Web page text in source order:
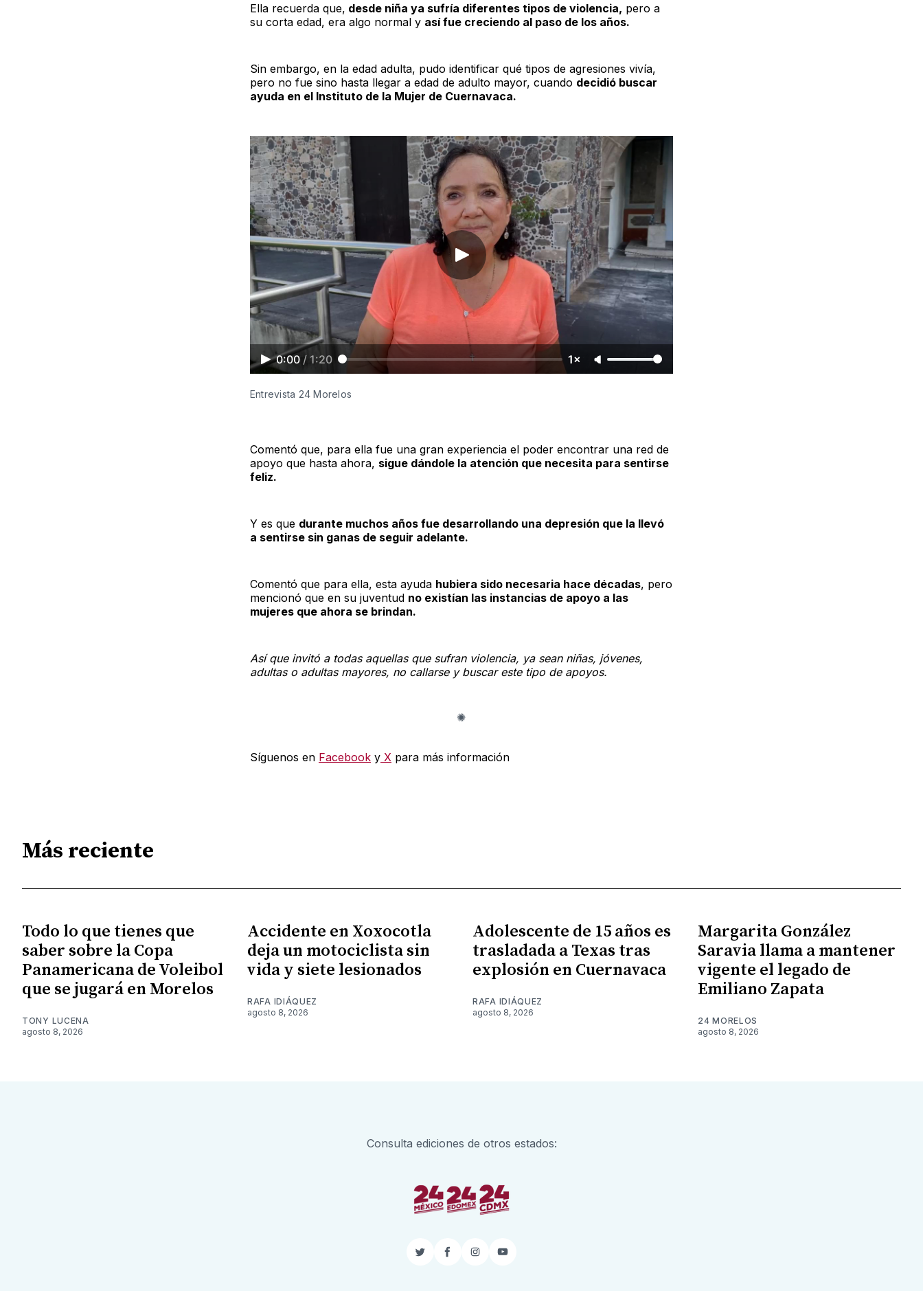
Ella recuerda que, desde niña ya sufría diferentes tipos de violencia, pero a
su corta edad, era algo normal y así fue creciendo al paso de los años.
Sin embargo, en la edad adulta, pudo identificar qué tipos de agresiones vivía,
pero no fue sino hasta llegar a edad de adulto mayor, cuando decidió buscar
ayuda en el Instituto de la Mujer de Cuernavaca.
0:00 / 1:20 1×
Entrevista 24 Morelos
Comentó que, para ella fue una gran experiencia el poder encontrar una red de
apoyo que hasta ahora, sigue dándole la atención que necesita para sentirse
feliz.
Y es que durante muchos años fue desarrollando una depresión que la llevó
a sentirse sin ganas de seguir adelante.
Comentó que para ella, esta ayuda hubiera sido necesaria hace décadas, pero
mencionó que en su juventud no existían las instancias de apoyo a las
mujeres que ahora se brindan.
Así que invitó a todas aquellas que sufran violencia, ya sean niñas, jóvenes,
adultas o adultas mayores, no callarse y buscar este tipo de apoyos.
Síguenos en FacebookyXpara más información
Más reciente
Todo lo que tienes que
saber sobre la Copa
Panamericana de Voleibol
que se jugará en Morelos
TONY LUCENA
agosto 8, 2026
Accidente en Xoxocotla
deja un motociclista sin
vida y siete lesionados
RAFA IDIÁQUEZ
agosto 8, 2026
Adolescente de 15 años es
trasladada a Texas tras
explosión en Cuernavaca
RAFA IDIÁQUEZ
agosto 8, 2026
Margarita González
Saravia llama a mantener
vigente el legado de
Emiliano Zapata
24 MORELOS
agosto 8, 2026
Consulta ediciones de otros estados:
TwitterFacebook
InstagramYouTube